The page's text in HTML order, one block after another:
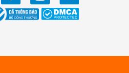
facebookyoutube zalo